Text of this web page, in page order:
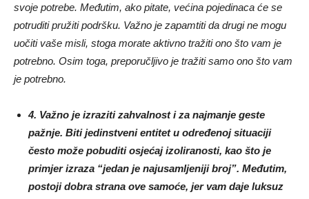
svoje potrebe. Međutim, ako pitate, većina pojedinaca će se
potruditi pružiti podršku. Važno je zapamtiti da drugi ne mogu
uočiti vaše misli, stoga morate aktivno tražiti ono što vam je
potrebno. Osim toga, preporučljivo je tražiti samo ono što vam
je potrebno.
4. Važno je izraziti zahvalnost i za najmanje geste
pažnje. Biti jedinstveni entitet u određenoj situaciji
često može pobuditi osjećaj izoliranosti, kao što je
primjer izraza “jedan je najusamljeniji broj”. Međutim,
postoji dobra strana ove samoće, jer vam daje luksuz